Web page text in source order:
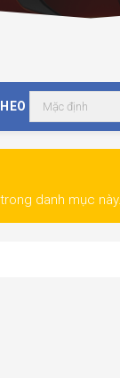
danh mục này.